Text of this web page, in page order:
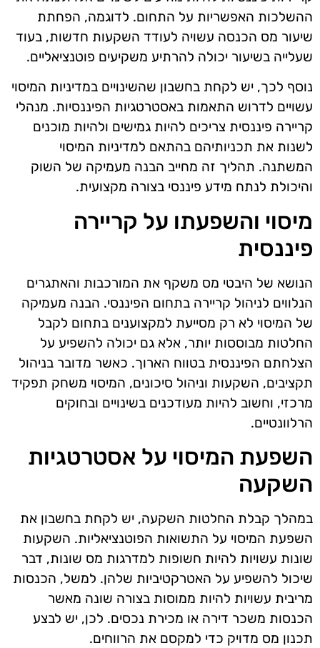
ההשלכות האפשריות על התחום. לדוגמה, הפחתת
שיעור מס הכנסה עשויה לעודד השקעות חדשות, בעוד
שעלייה בשיעור יכולה להרתיע משקיעים פוטנציאליים.
נוסף לכך, יש לקחת בחשבון שהשינויים במדיניות המיסוי
עשויים לדרוש התאמות באסטרטגיות הפיננסיות. מנהלי
קריירה פיננסית צריכים להיות גמישים ולהיות מוכנים
לשנות את תכניותיהם בהתאם למדיניות המיסוי
המשתנה. תהליך זה מחייב הבנה מעמיקה של השוק
והיכולת לנתח מידע פיננסי בצורה מקצועית.
מיסוי והשפעתו על קריירה
פיננסית
הנושא של היבטי מס משקף את המורכבות והאתגרים
הנלווים לניהול קריירה בתחום הפיננסי. הבנה מעמיקה
של המיסוי לא רק מסייעת למקצוענים בתחום לקבל
החלטות מבוססות יותר, אלא גם יכולה להשפיע על
הצלחתם הפיננסית בטווח הארוך. כאשר מדובר בניהול
תקציבים, השקעות וניהול סיכונים, המיסוי משחק תפקיד
מרכזי, וחשוב להיות מעודכנים בשינויים ובחוקים
הרלוונטיים.
השפעת המיסוי על אסטרטגיות
השקעה
במהלך קבלת החלטות השקעה, יש לקחת בחשבון את
השפעת המיסוי על התשואות הפוטנציאליות. השקעות
שונות עשויות להיות חשופות למדרגות מס שונות, דבר
שיכול להשפיע על האטרקטיביות שלהן. למשל, הכנסות
מריבית עשויות להיות ממוסות בצורה שונה מאשר
הכנסות משכר דירה או מכירת נכסים. לכן, יש לבצע
תכנון מס מדויק כדי למקסם את הרווחים.